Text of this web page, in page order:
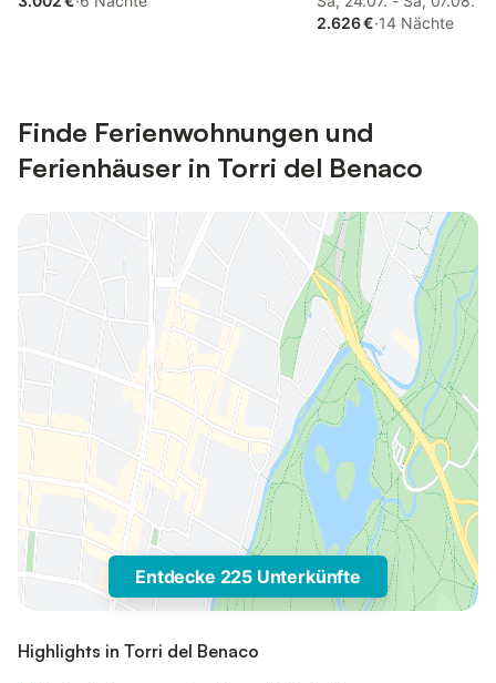
2.626 €·14 Nächte
Finde Ferienwohnungen und
Ferienhäuser in Torri del Benaco
Entdecke 225 Unterkünfte
Highlights in Torri del Benaco